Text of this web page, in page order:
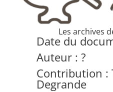
Les archives
Date du
Auteur : ?
Contribution :
Degrande